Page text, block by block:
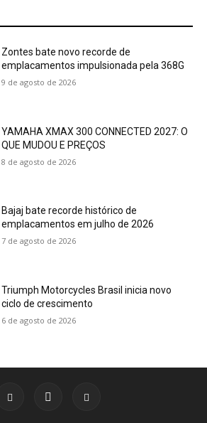
Zontes bate novo recorde de
emplacamentos impulsionada pela 368G
9 de agosto de 2026
YAMAHA XMAX 300 CONNECTED 2027: O
QUE MUDOU E PREÇOS
8 de agosto de 2026
Bajaj bate recorde histórico de
emplacamentos em julho de 2026
7 de agosto de 2026
Triumph Motorcycles Brasil inicia novo
ciclo de crescimento
6 de agosto de 2026